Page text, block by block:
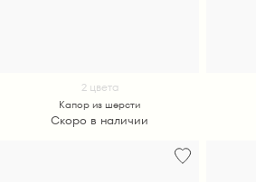
2 цвета
Капор из шерсти
Скоро в наличии